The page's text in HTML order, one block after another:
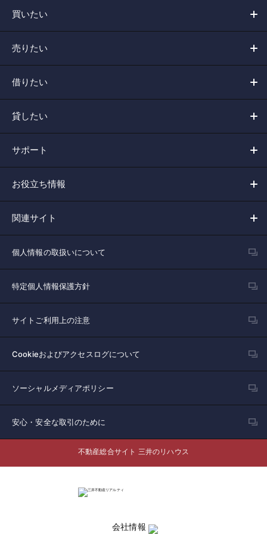
買いたい
売りたい
借りたい
貸したい
サポート
お役立ち情報
関連サイト
個人情報の取扱いについて
特定個人情報保護方針
サイトご利用上の注意
Cookieおよびアクセスログについて
ソーシャルメディアポリシー
安心・安全な取引のために
不動産総合サイト 三井のリハウス
会社情報